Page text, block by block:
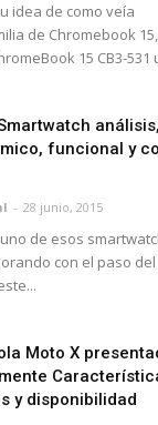
idea de como veía
de Chromebook
15 CB3-531
análisis,
funcional y
- 28 junio, 2015
de esos
con el paso del
Moto X
y disponibilidad